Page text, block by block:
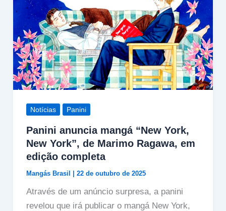
Notícias Panini
Panini anuncia mangá “New York,
New York”, de Marimo Ragawa, em
edição completa
Mangás Brasil 22 de outubro de 2025
Através de um anúncio surpresa, a panini
revelou que irá publicar o mangá New York,